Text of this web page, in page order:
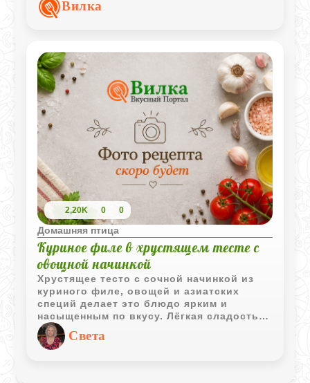
как для семейного ужина, так и для
Вилка
2,20K 0 0
Домашняя птица
Куриное филе в хрустящем тесте с
овощной начинкой
Хрустящее тесто с сочной начинкой из
куриного филе, овощей и азиатских
специй делает это блюдо ярким и
насыщенным по вкусу. Лёгкая сладость
мёда и аромат имбиря хорошо
сочетаются с соевым соусом и нежным
мясом.
Света